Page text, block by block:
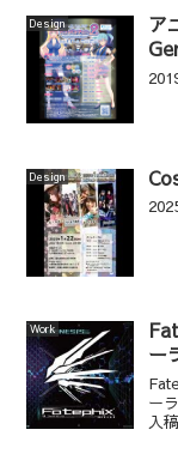
Design
ア
Design
Work
ー
ー
入